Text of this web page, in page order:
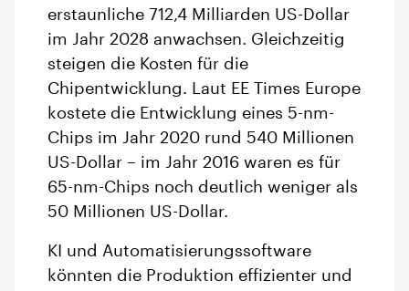
erstaunliche 712,4 Milliarden US-Dollar
im Jahr 2028 anwachsen. Gleichzeitig
steigen die Kosten für die
Chipentwicklung. Laut EE Times Europe
kostete die Entwicklung eines 5-nm-
Chips im Jahr 2020 rund 540 Millionen
US-Dollar – im Jahr 2016 waren es für
65-nm-Chips noch deutlich weniger als
50 Millionen US-Dollar.
KI und Automatisierungssoftware
könnten die Produktion effizienter und